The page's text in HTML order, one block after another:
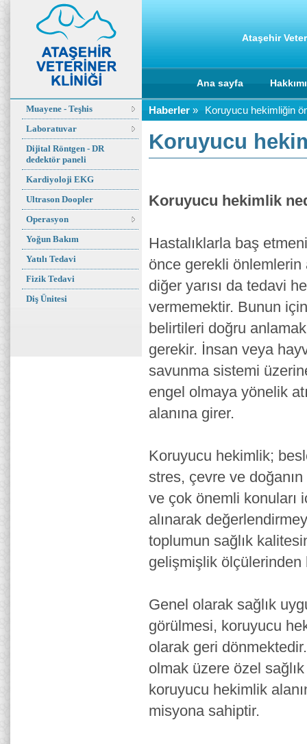
Ataşehir
Ana sayfa
Muayene - Teşhis
Laboratuvar
Dijital Röntgen - DR
dedektör paneli
Kardiyoloji EKG
Ultrason Doopler
Operasyon
Yoğun Bakım
Yatılı Tedavi
Fizik Tedavi
Diş Ünitesi
Haberler » Koruyucu hekimliğin
Koruyucu
Koruyucu hekimlik
Hastalıklarla baş
önce gerekli önlemlerin
diğer yarısı da tedavi
vermemektir. Bunun
belirtileri doğru
gerekir. İnsan veya
savunma sistemi
engel olmaya yönelik
alanına girer.
Koruyucu hekimlik;
stres, çevre ve
ve çok önemli konuları
alınarak
toplumun sağlık
gelişmişlik ölçülerinden
Genel olarak sağlık
görülmesi, koruyucu
olarak geri
olmak üzere özel
koruyucu hekimlik
misyona sahiptir.